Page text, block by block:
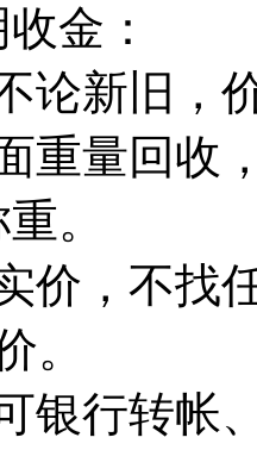
金：
论新旧，
重量回收
。
价，不找
。
银行转帐